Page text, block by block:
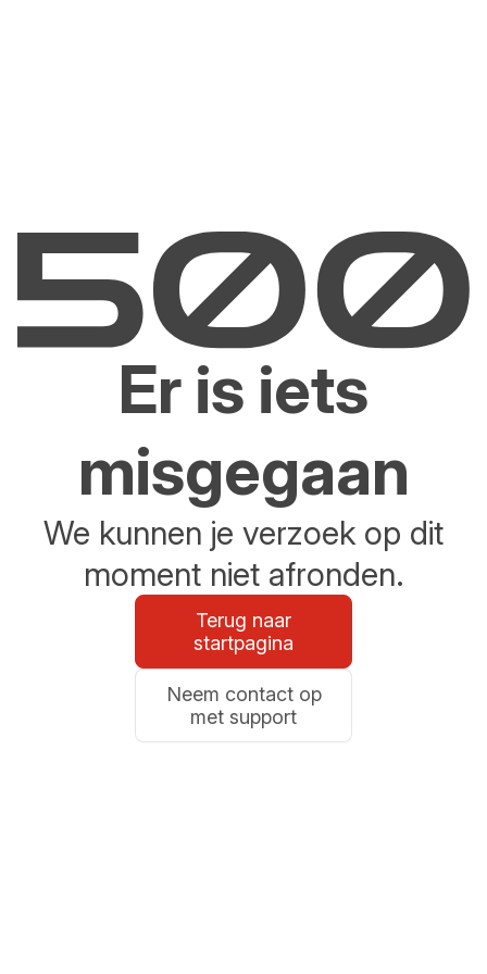
Er is iets
misgegaan
We kunnen je verzoek op dit
moment niet afronden.
Terug naar
startpagina
Neem contact op
met support